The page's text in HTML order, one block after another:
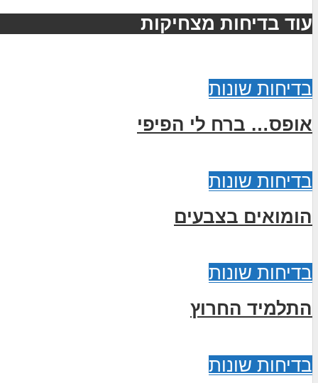
עוד בדיחות מצחיקות
בדיחות שונות
אופס… ברח לי הפיפי
בדיחות שונות
הומואים בצבעים
בדיחות שונות
התלמיד החרוץ
בדיחות שונות